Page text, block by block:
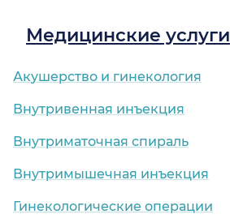
Медицинские услуги
Акушерство и гинекология
Внутривенная инъекция
Внутриматочная спираль
Внутримышечная инъекция
Гинекологические операции